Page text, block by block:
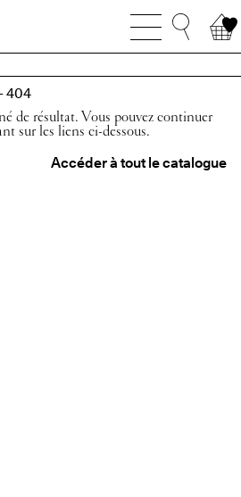
404
de résultat. Vous pouvez continuer
sur les liens ci-dessous.
Accéder à tout le catalogue